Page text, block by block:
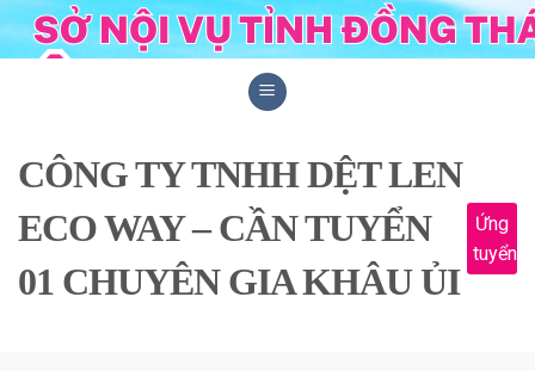
Skip
to
CÔNG TY TNHH DỆT LEN
ECO WAY – CẦN TUYỂN
01 CHUYÊN GIA KHÂU ỦI
Ứng
tuyển